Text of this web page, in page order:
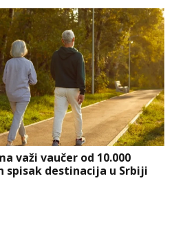
važi vaučer od 10.000
spisak destinacija u Srbiji